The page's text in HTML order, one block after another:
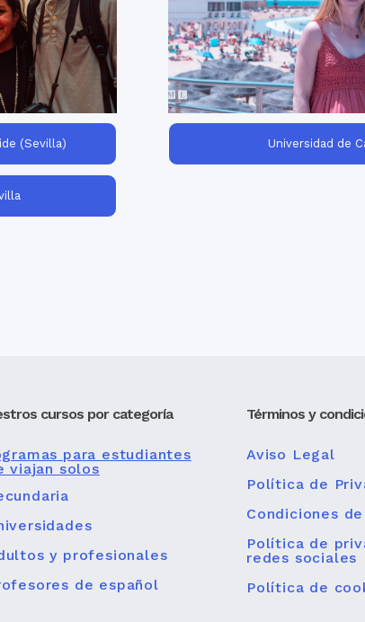
according to
students!
(Sevilla)
own customized
the needs
Universidad de
cursos por categoría
para estudiantes
viajan solos
y profesionales
de español
Términos y
Aviso Legal
Política de
Condiciones
Política de
redes sociales
Política de